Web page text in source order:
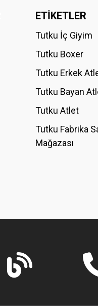
yapın! ETİKETLER
Tutku İç Giyim
Tutku Boxer
Tutku Erkek
Tutku Bayan
Tutku Atlet
Tutku Fabrika
Mağazası